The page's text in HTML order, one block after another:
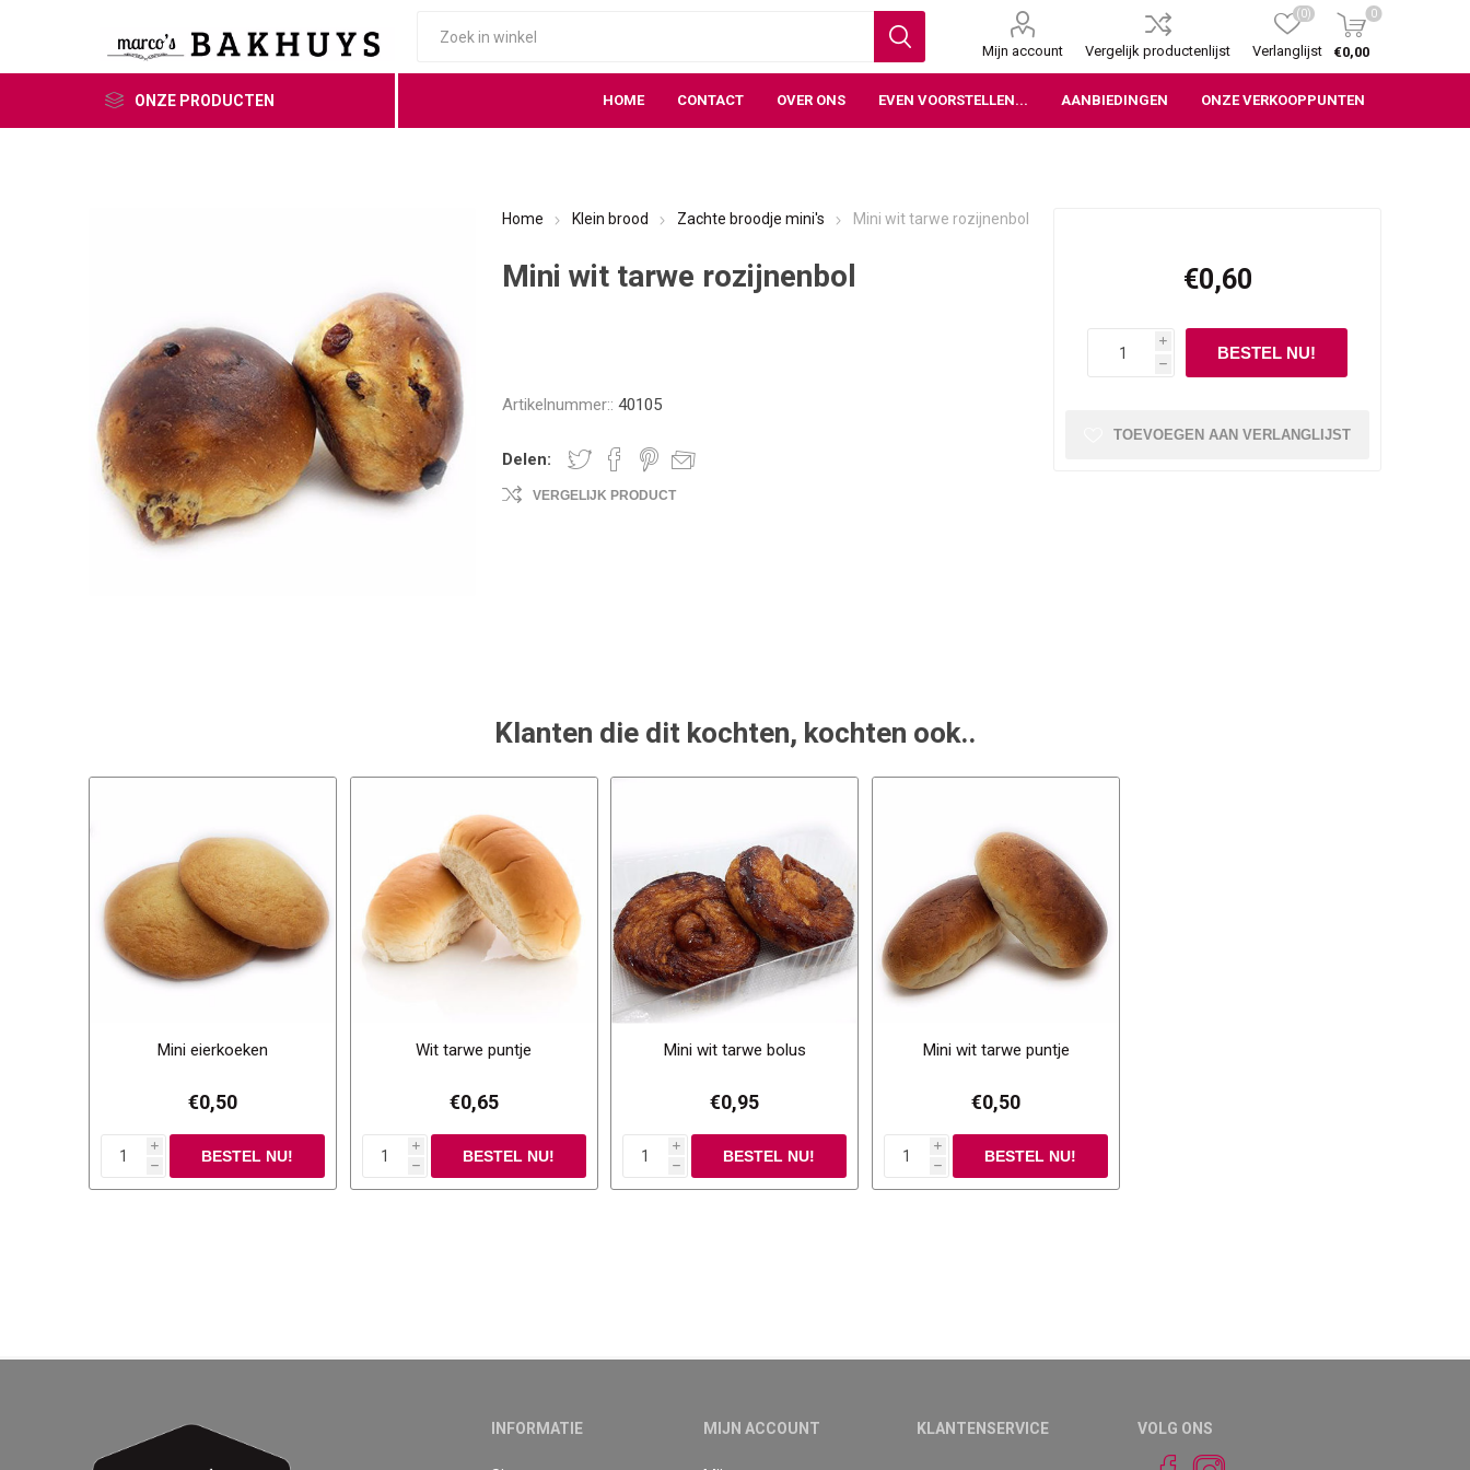
Mijn account Vergelijk productenlijst Verlanglijst
(0) 0
€0,00
ONZE PRODUCTEN HOME CONTACT OVER ONS EVEN VOORSTELLEN... AANBIEDINGEN ONZE VERKOOPPUNTEN
Home Klein brood Zachte broodje mini's Mini wit tarwe rozijnenbol
Mini wit tarwe rozijnenbol
VERGELIJK PRODUCT
Artikelnummer:: 40105
Delen:
€0,60
i
h
TOEVOEGEN AAN VERLANGLIJST
Klanten die dit kochten, kochten ook..
Mini eierkoeken
€0,50
i
h
Wit tarwe puntje
€0,65
i
h
Mini wit tarwe bolus
€0,95
i
h
Mini wit tarwe puntje
€0,50
i
h
INFORMATIE MIJN ACCOUNT KLANTENSERVICE VOLG ONS